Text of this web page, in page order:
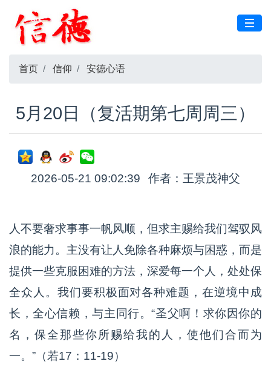
首页 信仰 安德心语
5月20日（复活期第七周周三）
2026-05-21 09:02:39 作者：王景茂神父
人不要奢求事事一帆风顺，但求主赐给我们驾驭风
浪的能力。主没有让人免除各种麻烦与困惑，而是
提供一些克服困难的方法，深爱每一个人，处处保
全众人。我们要积极面对各种难题，在逆境中成
长，全心信赖，与主同行。“圣父啊！求你因你的
名，保全那些你所赐给我的人，使他们合而为
一。”（若17：11-19）